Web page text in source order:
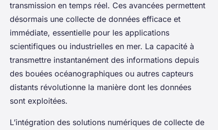
transmission en temps réel. Ces avancées permettent
désormais une collecte de données efficace et
immédiate, essentielle pour les applications
scientifiques ou industrielles en mer. La capacité à
transmettre instantanément des informations depuis
des bouées océanographiques ou autres capteurs
distants révolutionne la manière dont les données
sont exploitées.
L’intégration des solutions numériques de collecte de